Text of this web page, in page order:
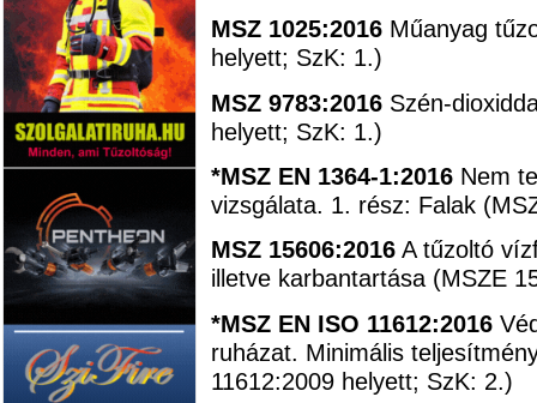
MSZ 1025:2016Műanyag
helyett; SzK: 1.)
MSZ 9783:2016Szén-
helyett; SzK: 1.)
*MSZ EN 1364-1:2016Nem
vizsgálata. 1. rész: Falak
MSZ 15606:2016A tűzoltó
illetve karbantartása (MSZE
*MSZ EN ISO 11612:2016
ruházat. Minimális
11612:2009 helyett; SzK: 2.)